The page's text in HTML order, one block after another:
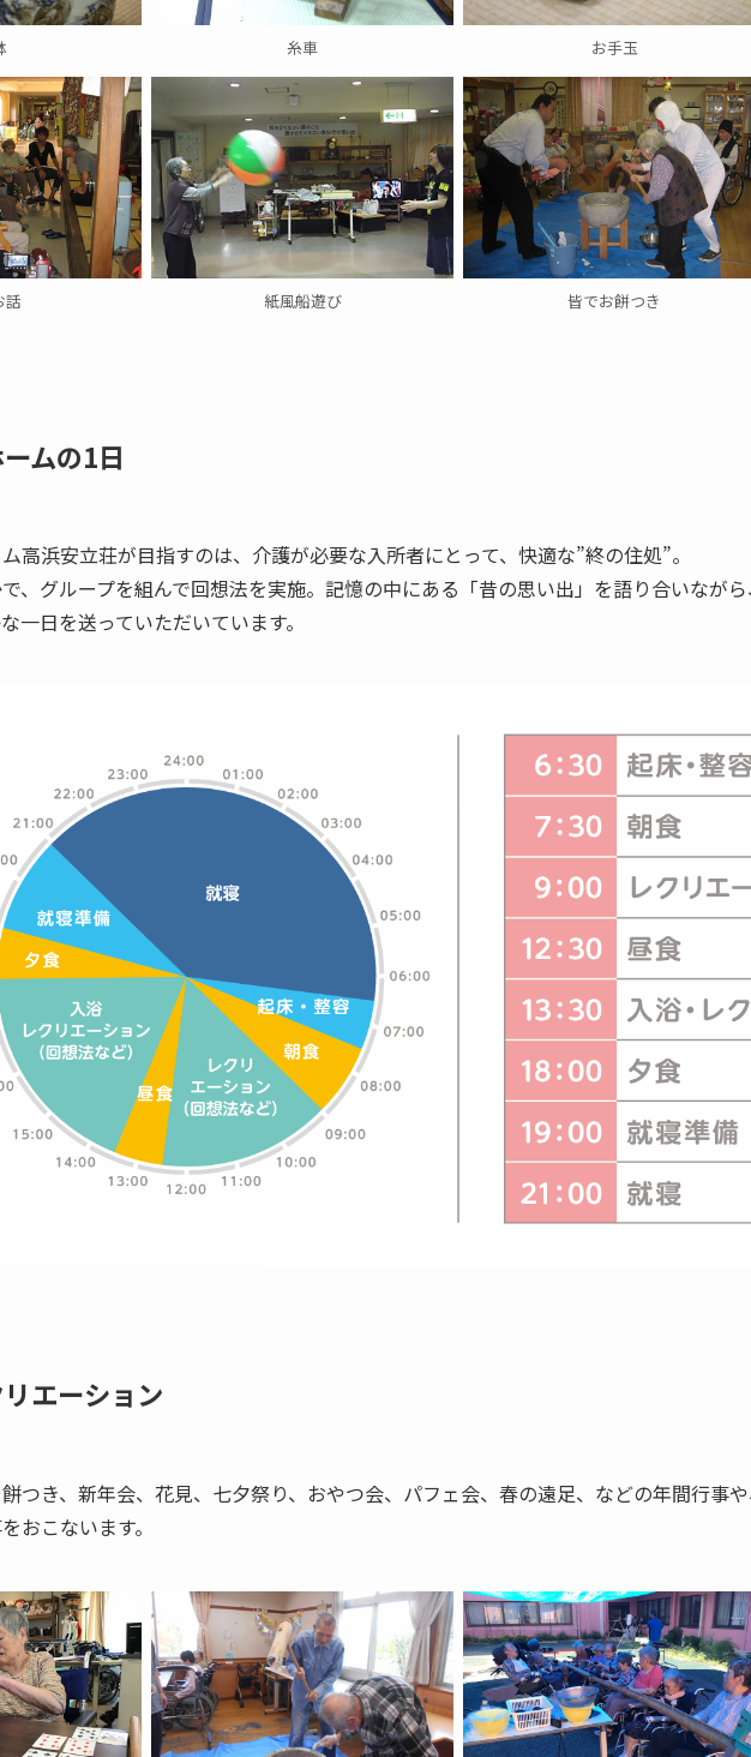
糸車 お手玉
話 紙風船遊び 皆でお餅つき
ムの1日
高浜安立荘が目指すのは、介護が必要な入所者にとって、快適な”終の住処”。
、グループを組んで回想法を実施。記憶の中にある「昔の思い出」を語り合いなが
一日を送っていただいています。
エーション
つき、新年会、花見、七夕祭り、おやつ会、パフェ会、春の遠足、などの年間行事
おこないます。